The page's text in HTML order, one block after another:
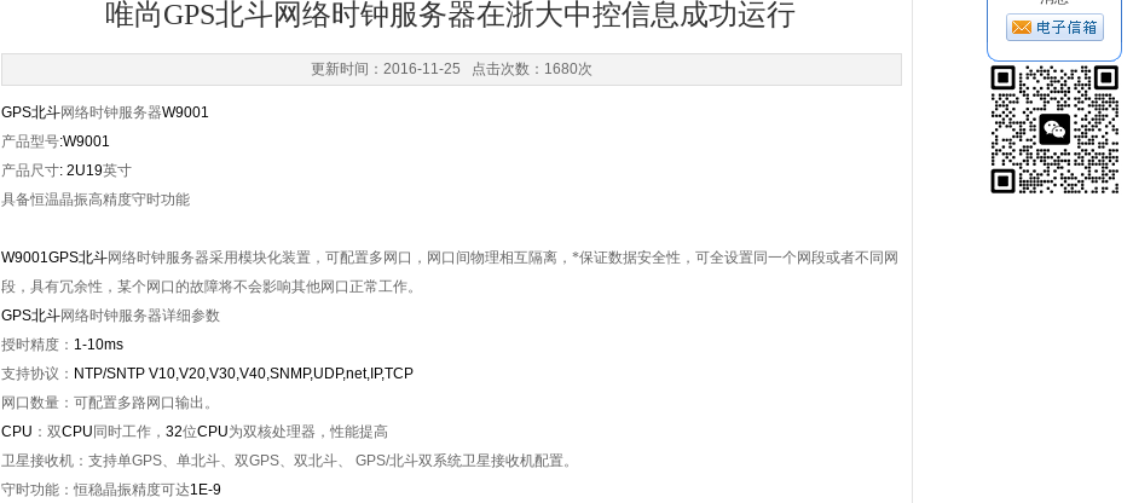
唯尚GPS北斗网络时钟服务器在浙大中控信息成功运行
更新时间：2016-11-25 点击次数：1680次
GPS北斗网络时钟服务器W9001
产品型号:W9001
产品尺寸: 2U19英寸
具备恒温晶振高精度守时功能
W9001GPS北斗网络时钟服务器采用模块化装置，可配置多网口 ，网口间物理相互隔离，*保证数据安全性，可全设置同一个网段或者不同网
段，具有冗余性，某个网口的故障将不会影响其他网口正常工作。
GPS北斗网络时钟服务器详细参数
授时精度： 1-10ms
支持协议： NTP/SNTP V10,V20,V30,V40,SNMP,UDP,net,IP,TCP
网口数量： 可配置多路网口输出。
CPU ：双CPU 同时工作， 32位CPU为双核处理器，性能提高
卫星接收机： 支持单GPS、单北斗、双GPS、双北斗、 GPS/北斗双系统卫星接收机配置。
守时功能：恒稳晶振精度可达1E-9